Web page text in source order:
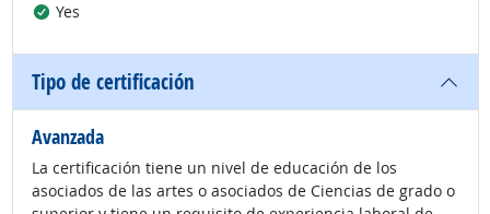
Yes
Tipo de certificación
Avanzada
La certificación tiene un nivel de educación de los
asociados de las artes o asociados de Ciencias de grado o